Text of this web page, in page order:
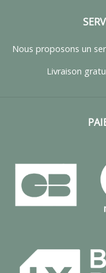
Nous proposons un
Livraison